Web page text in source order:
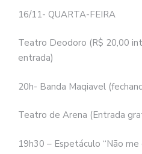
16/11- QUARTA-FEIRA
Teatro Deodoro (R$ 20,00
entrada)
20h- Banda Maqiavel
Teatro de Arena (Entrada
19h30 – Espetáculo “Não